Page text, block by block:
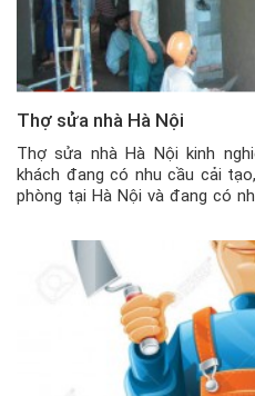
Thợ sửa nhà Hà Nội
Thợ sửa nhà Hà Nội kinh
khách đang có nhu cầu cải
phòng tại Hà Nội và đang có